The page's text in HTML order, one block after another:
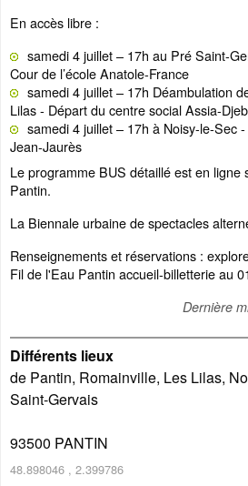
En accès libre :
samedi 4 juillet – 17h au Pré Saint-
Cour de l’école Anatole-France
samedi 4 juillet – 17h Déambulation
Lilas - Départ du centre social Assia-
samedi 4 juillet – 17h à Noisy-le-Sec
Jean-Jaurès
Le programme BUS détaillé est en ligne
Pantin.
La Biennale urbaine de spectacles
Renseignements et réservations :
Fil de l'Eau Pantin accueil-billetterie au
Dernière
Différents lieux
de Pantin, Romainville, Les Lilas,
Saint-Gervais
93500 PANTIN
48.898046 , 2.399786